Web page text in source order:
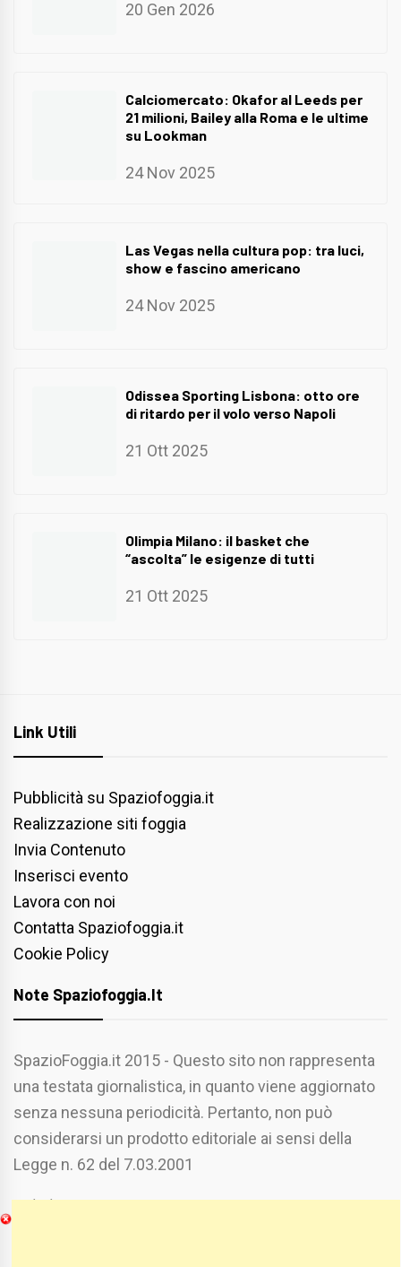
20 Gen 2026
Calciomercato: Okafor al Leeds per
21 milioni, Bailey alla Roma e le ultime
su Lookman
24 Nov 2025
Las Vegas nella cultura pop: tra luci,
show e fascino americano
24 Nov 2025
Odissea Sporting Lisbona: otto ore
di ritardo per il volo verso Napoli
21 Ott 2025
Olimpia Milano: il basket che
“ascolta” le esigenze di tutti
21 Ott 2025
Link Utili
Pubblicità su Spaziofoggia.it
Realizzazione siti foggia
Invia Contenuto
Inserisci evento
Lavora con noi
Contatta Spaziofoggia.it
Cookie Policy
Note Spaziofoggia.it
SpazioFoggia.it 2015 - Questo sito non rappresenta
una testata giornalistica, in quanto viene aggiornato
senza nessuna periodicità. Pertanto, non può
considerarsi un prodotto editoriale ai sensi della
Legge n. 62 del 7.03.2001
Chi Siamo